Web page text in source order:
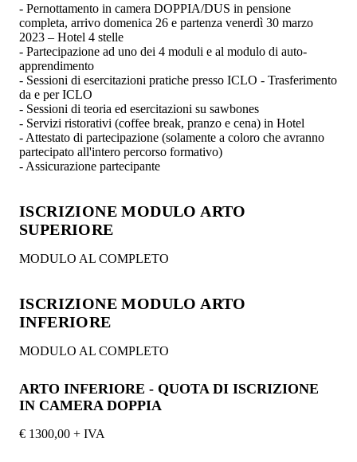
- Pernottamento in camera DOPPIA/DUS in pensione
completa, arrivo domenica 26 e partenza venerdì 30 marzo
2023 – Hotel 4 stelle
- Partecipazione ad uno dei 4 moduli e al modulo di auto-
apprendimento
- Sessioni di esercitazioni pratiche presso ICLO - Trasferimento
da e per ICLO
- Sessioni di teoria ed esercitazioni su sawbones
- Servizi ristorativi (coffee break, pranzo e cena) in Hotel
- Attestato di partecipazione (solamente a coloro che avranno
partecipato all'intero percorso formativo)
- Assicurazione partecipante
ISCRIZIONE MODULO ARTO
SUPERIORE
MODULO AL COMPLETO
ISCRIZIONE MODULO ARTO
INFERIORE
MODULO AL COMPLETO
ARTO INFERIORE - QUOTA DI ISCRIZIONE
IN CAMERA DOPPIA
€ 1300,00 + IVA